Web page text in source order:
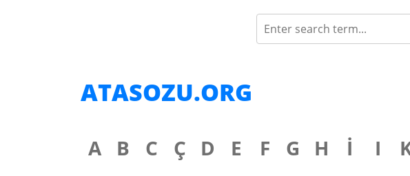
ATASOZU.ORG
A B C Ç D E F G H İ I